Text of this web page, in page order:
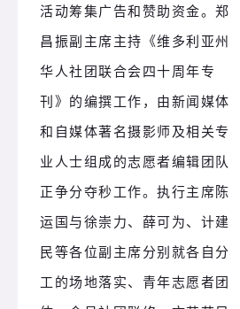
活动筹集广告和赞助资金。 郑
昌振副主席主持《维多利亚州
华人社团联合会四十周年专
刊》的编撰工作，由新闻媒体
和自媒体著名摄影师及相关专
业人士组成的志愿者编辑团队
正争分夺秒工作。 执行主席陈
运国与徐崇力、薛可为、计建
民等各位副主席分别就各自分
工的场地落实、青年志愿者团